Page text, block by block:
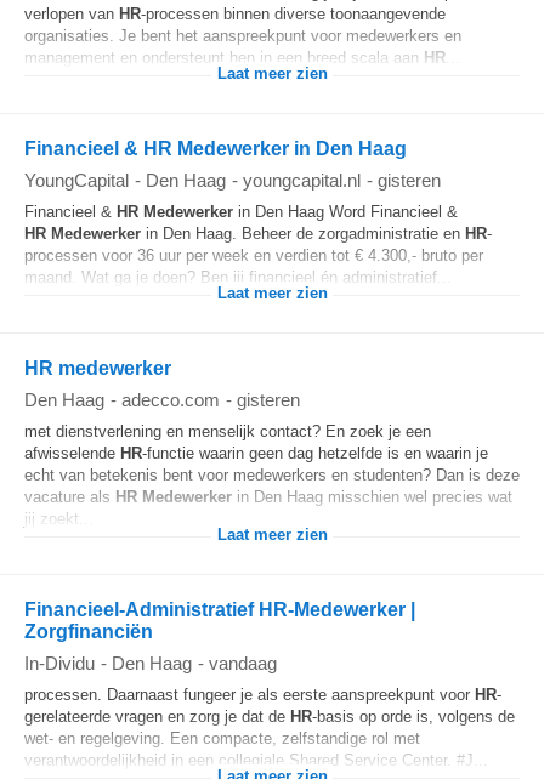
verlopen van HR-processen binnen diverse toonaangevende
organisaties. Je bent het aanspreekpunt voor medewerkers en
management en ondersteunt hen in een breed scala aan HR
Laat meer zien
Financieel & HR Medewerker in Den Haag
YoungCapital - Den Haag - youngcapital.nl - gisteren
Financieel & HR Medewerker in Den Haag Word Financieel &
HR Medewerker in Den Haag. Beheer de zorgadministratie en HR-
processen voor 36 uur per week en verdien tot € 4.300,- bruto per
maand. Wat ga je doen? Ben jij financieel én administratief...
Laat meer zien
HR medewerker
Den Haag - adecco.com - gisteren
met dienstverlening en menselijk contact? En zoek je een
afwisselende HR-functie waarin geen dag hetzelfde is en waarin je
echt van betekenis bent voor medewerkers en studenten? Dan is deze
vacature als HR Medewerker in Den Haag misschien wel precies wat
jij zoekt...
Laat meer zien
Financieel-Administratief HR-Medewerker |
Zorgfinanciën
In-Dividu - Den Haag - vandaag
processen. Daarnaast fungeer je als eerste aanspreekpunt voor HR-
gerelateerde vragen en zorg je dat de HR-basis op orde is, volgens de
wet- en regelgeving. Een compacte, zelfstandige rol met
verantwoordelijkheid in een collegiale Shared Service Center. #J...